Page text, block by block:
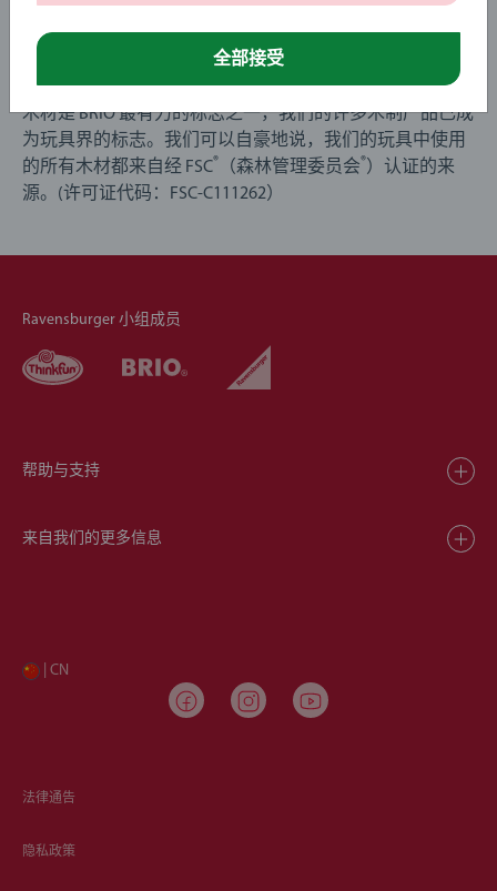
长在树上的玩具
木材是 BRIO 最有力的标志之一，我们的许多木制产品已成
为玩具界的标志。我们可以自豪地说，我们的玩具中使用
的所有木材都来自经 FSC® （森林管理委员会®）认证的来
源。(许可证代码：FSC-C111262）
Ravensburger 小组成员
帮助与支持
来自我们的更多信息
| CN
法律通告
隐私政策
全部接受